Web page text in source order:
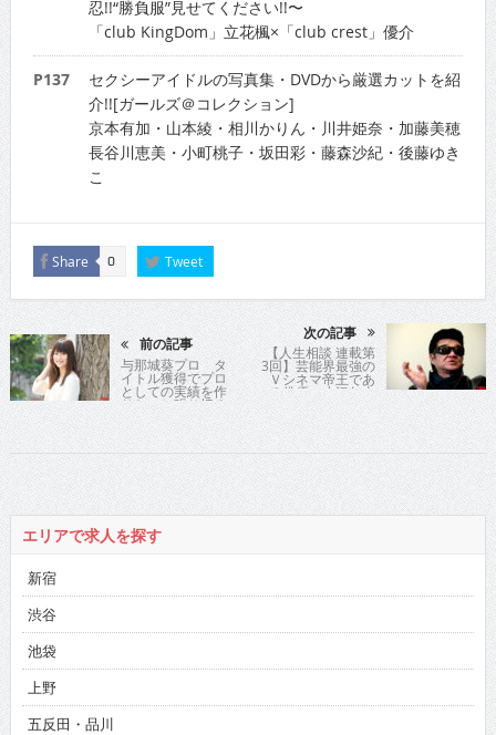
忍!!“勝負服”見せてください!!〜
「club KingDom」立花楓×「club crest」優介
P137
セクシーアイドルの写真集・DVDから厳選カットを紹
介!![ガールズ＠コレクション]
京本有加・山本綾・相川かりん・川井姫奈・加藤美穂
長谷川恵美・小町桃子・坂田彩・藤森沙紀・後藤ゆき
こ
Share 0 Tweet
前の記事
与那城葵プロ タ
イトル獲得でプロ
としての実績を作
りたいと張り切る
愛知・名古屋が拠
点の元モデル！
次の記事
【人生相談 連載第
3回】芸能界最強の
Ｖシネマ帝王であ
る俳優の小沢仁志
氏が時に優しく、
時に厳しく歯切れ
よく人生指南！
エリアで求人を探す
新宿
渋谷
池袋
上野
五反田・品川